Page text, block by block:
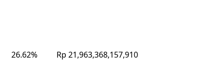
26.62% Rp 21,963,368,157,910